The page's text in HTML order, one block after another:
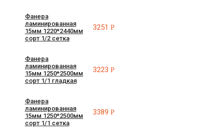
Фанера
ламинированная
15мм 1220*2440мм
сорт 1/2 сетка
3251Р
Фанера
ламинированная
15мм 1250*2500мм
сорт 1/1 гладкая
3223Р
Фанера
ламинированная
15мм 1250*2500мм
сорт 1/1 сетка
3389Р